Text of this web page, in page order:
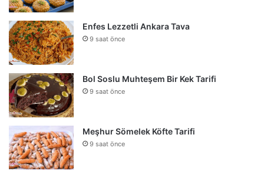
Enfes Lezzetli Ankara Tava
9 saat önce
Bol Soslu Muhteşem Bir Kek Tarifi
9 saat önce
Meşhur Sömelek Köfte Tarifi
9 saat önce